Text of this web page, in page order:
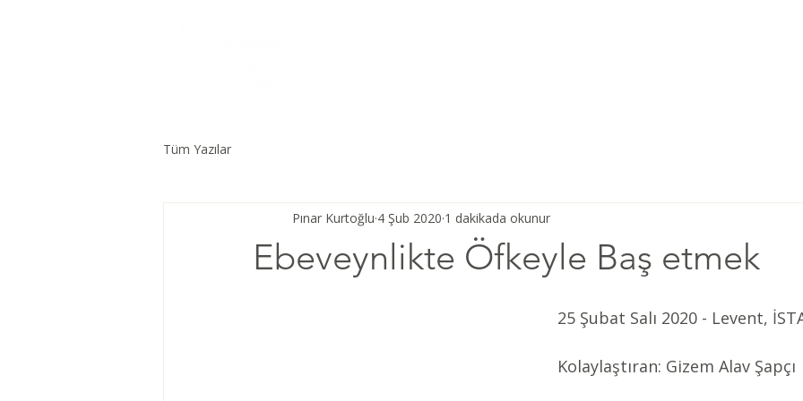
Tüm Yazılar
Ebeveynlikte Öfkeyle Baş etmek
Pınar Kurtoğlu 4 Şub 2020 1 dakikada okunur
25 Şubat Salı 2020 - Levent,
Kolaylaştıran: Gizem Alav Şapçı